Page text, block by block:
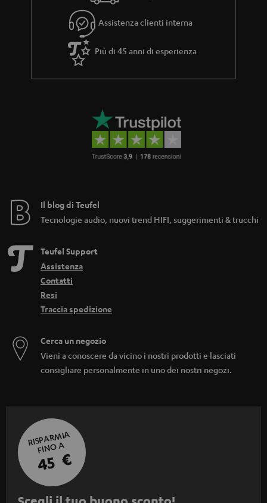
a
Assistenza clienti interna
Più di 45 anni di esperienza
Il blog di Teufel
Tecnologie audio, nuovi trend HIFI, suggerimenti & trucchi
Teufel Support
Assistenza
Contatti
Resi
Traccia spedizione
Cerca un negozio
Vieni a conoscere da vicino i nostri prodotti e lasciati
consigliare personalmente in uno dei nostri negozi.
RISPARMIA
FINO A
45 €